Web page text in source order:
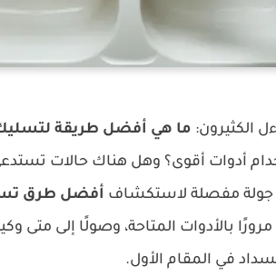
الكثيرون: ما هي أفضل طريقة
أدوات أقوى؟ وهل هناك حالات
جولة مفصلة لاستكشاف أفضل طرق
مرورًا بالأدوات المتاحة، وصولًا إلى متى
في المقام الأول.